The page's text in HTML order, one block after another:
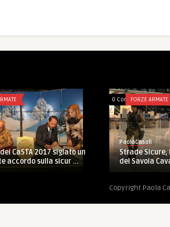
0 CommentsAFGHANISTAN
PaolaCasoli
Si abbassa a nove mesi il periodo di
dispiegamento in teatro opera ...
0
Copyright Paola